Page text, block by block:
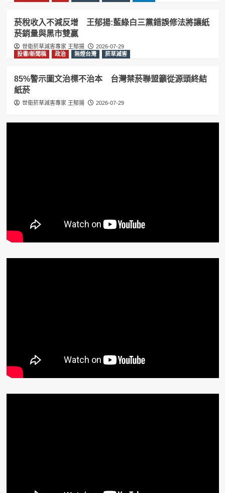
菸稅收入不減反增 王郁揚:藍綠白三黨錯誤修法將讓紙
菸銷量與黑市雙贏
世衛菸草減害專家 王郁揚
2026-07-29
投書/新聞稿
政治 無煙台灣 菸草減害
85%警示圖文治標不治本 台灣禁菸聯盟籲從源頭終結
紙菸
世衛菸草減害專家 王郁揚 2026-07-29